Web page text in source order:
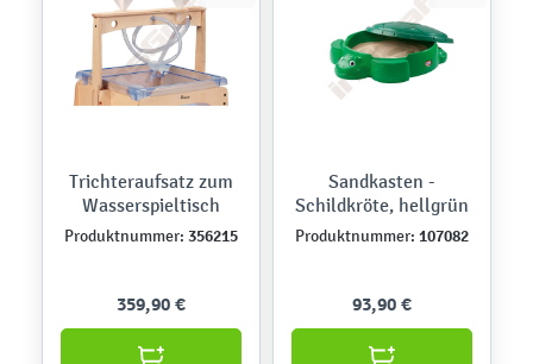
Trichteraufsatz zum
Wasserspieltisch
Produktnummer: 356215
359,90 €
Sandkasten -
Schildkröte, hellgrün
Produktnummer: 107082
93,90 €